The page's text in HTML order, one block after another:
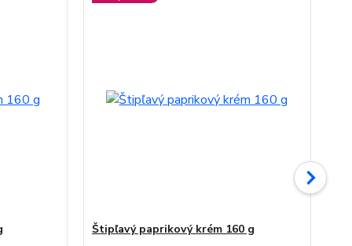
Štipľavý paprikový krém 160 g